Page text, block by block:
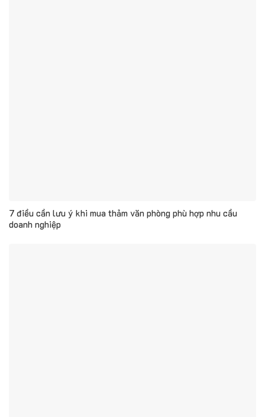
7 điều cần lưu ý khi mua thảm văn phòng phù hợp nhu cầu
doanh nghiệp